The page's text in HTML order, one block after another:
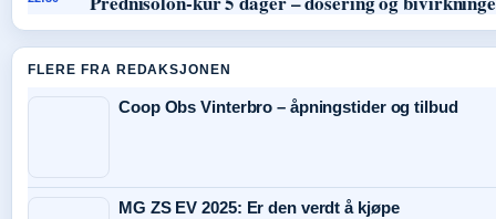
FLERE FRA REDAKSJONEN
Coop Obs Vinterbro – åpningstider og tilbud
MG ZS EV 2025: Er den verdt å kjøpe